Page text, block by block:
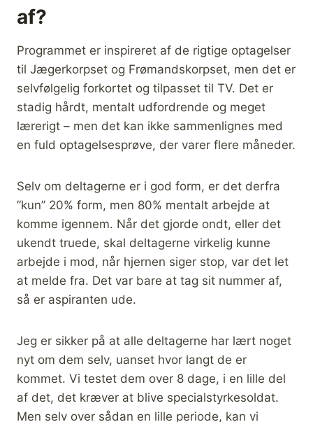
af?
Programmet er inspireret af de rigtige optagelser
til Jægerkorpset og Frømandskorpset, men det er
selvfølgelig forkortet og tilpasset til TV. Det er
stadig hårdt, mentalt udfordrende og meget
lærerigt – men det kan ikke sammenlignes med
en fuld optagelsesprøve, der varer flere måneder.
Selv om deltagerne er i god form, er det derfra
”kun” 20% form, men 80% mentalt arbejde at
komme igennem. Når det gjorde ondt, eller det
ukendt truede, skal deltagerne virkelig kunne
arbejde i mod, når hjernen siger stop, var det let
at melde fra. Det var bare at tag sit nummer af,
så er aspiranten ude.
Jeg er sikker på at alle deltagerne har lært noget
nyt om dem selv, uanset hvor langt de er
kommet. Vi testet dem over 8 dage, i en lille del
af det, det kræver at blive specialstyrkesoldat.
Men selv over sådan en lille periode, kan vi